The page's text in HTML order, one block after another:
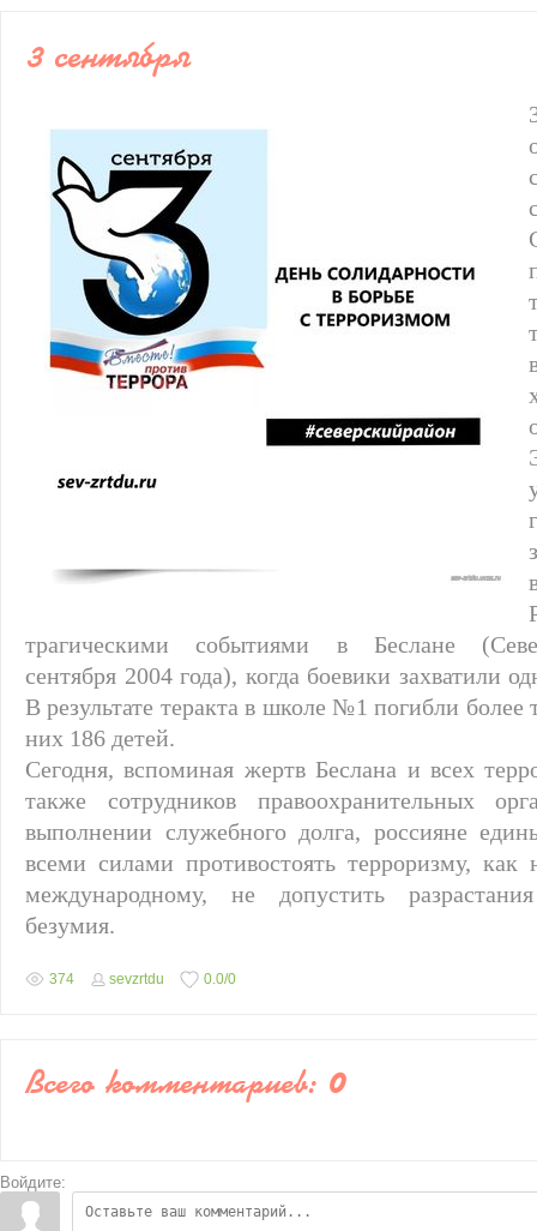
3 сентября
трагическими событиями в Беслане
сентября 2004 года), когда боевики захватили
В результате теракта в школе №1 погибли более
них 186 детей.
Сегодня, вспоминая жертв Беслана и всех
также сотрудников правоохранительных
выполнении служебного долга, россияне
всеми силами противостоять терроризму, как
международному, не допустить
безумия.
374 sevzrtdu 0.0/0
Всего комментариев: 0
Войдите: